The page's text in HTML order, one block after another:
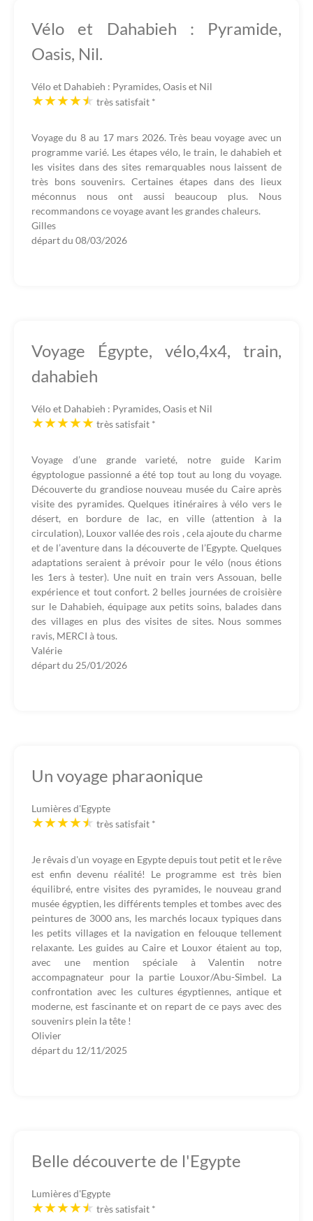
Vélo et Dahabieh : Pyramide,
Oasis, Nil.
Vélo et Dahabieh : Pyramides, Oasis et Nil
très satisfait *
Voyage du 8 au 17 mars 2026. Très beau voyage avec un
programme varié. Les étapes vélo, le train, le dahabieh et
les visites dans des sites remarquables nous laissent de
très bons souvenirs. Certaines étapes dans des lieux
méconnus nous ont aussi beaucoup plus. Nous
recommandons ce voyage avant les grandes chaleurs.
Gilles
départ du 08/03/2026
Voyage Égypte, vélo,4x4, train,
dahabieh
Vélo et Dahabieh : Pyramides, Oasis et Nil
très satisfait *
Voyage d’une grande varieté, notre guide Karim
égyptologue passionné a été top tout au long du voyage.
Découverte du grandiose nouveau musée du Caire après
visite des pyramides. Quelques itinéraires à vélo vers le
désert, en bordure de lac, en ville (attention à la
circulation), Louxor vallée des rois , cela ajoute du charme
et de l’aventure dans la découverte de l’Egypte. Quelques
adaptations seraient à prévoir pour le vélo (nous étions
les 1ers à tester). Une nuit en train vers Assouan, belle
expérience et tout confort. 2 belles journées de croisière
sur le Dahabieh, équipage aux petits soins, balades dans
des villages en plus des visites de sites. Nous sommes
ravis, MERCI à tous.
Valérie
départ du 25/01/2026
Un voyage pharaonique
Lumières d'Egypte
très satisfait *
Je rêvais d'un voyage en Egypte depuis tout petit et le rêve
est enfin devenu réalité! Le programme est très bien
équilibré, entre visites des pyramides, le nouveau grand
musée égyptien, les différents temples et tombes avec des
peintures de 3000 ans, les marchés locaux typiques dans
les petits villages et la navigation en felouque tellement
relaxante. Les guides au Caire et Louxor étaient au top,
avec une mention spéciale à Valentin notre
accompagnateur pour la partie Louxor/Abu-Simbel. La
confrontation avec les cultures égyptiennes, antique et
moderne, est fascinante et on repart de ce pays avec des
souvenirs plein la tête !
Olivier
départ du 12/11/2025
Belle découverte de l'Egypte
Lumières d'Egypte
très satisfait *